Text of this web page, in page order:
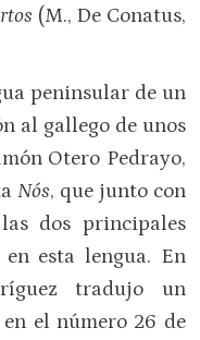
(M., De Conatus,
peninsular de un
al gallego de unos
Otero Pedrayo,
Nós, que junto con
dos principales
esta lengua. En
tradujo un
en el número 26 de